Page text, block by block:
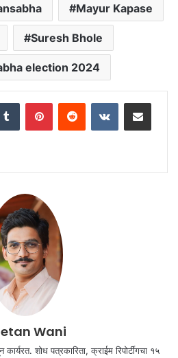
Mayur Kapase
Suresh Bhole
election 2024
Tumblr PinterestReddit VKontakteShare via Email
Wani
कार्यरत. शोध पत्रकारिता, क्राईम रिपोर्टींगचा १५